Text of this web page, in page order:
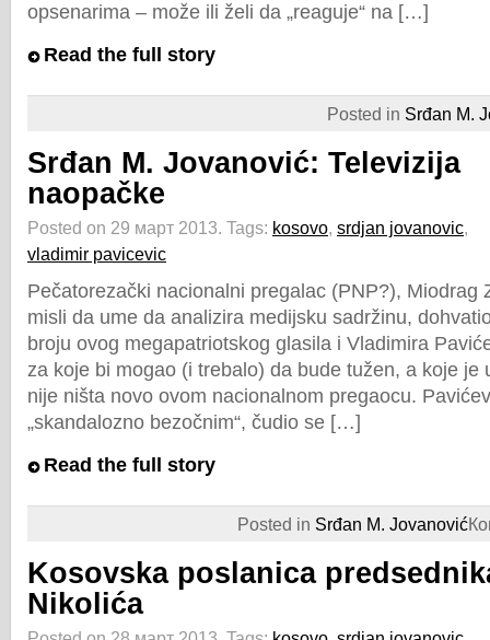
opsenarima – može ili želi da „reaguje“ na […]
Read the full story
Posted in Srđan M.
Srđan M. Jovanović: Televizija
naopačke
Posted on 29 март 2013. Tags: kosovo, srdjan jovanovic,
vladimir pavicevic
Pečatorezački nacionalni pregalac (PNP?), Miodrag
misli da ume da analizira medijsku sadržinu,
broju ovog megapatriotskog glasila i Vladimira
za koje bi mogao (i trebalo) da bude tužen, a koje je
nije ništa novo ovom nacionalnom pregaocu.
„skandalozno bezočnim“, čudio se […]
Read the full story
Posted in Srđan M. Jovanović
Kosovska poslanica
Nikolića